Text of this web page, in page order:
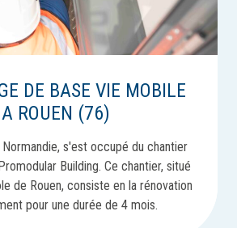
DE BASE VIE MOBILE
A ROUEN (76)
Normandie, s'est occupé du chantier
Building. Ce chantier, situé
de Rouen, consiste en la rénovation
pour une durée de 4 mois.